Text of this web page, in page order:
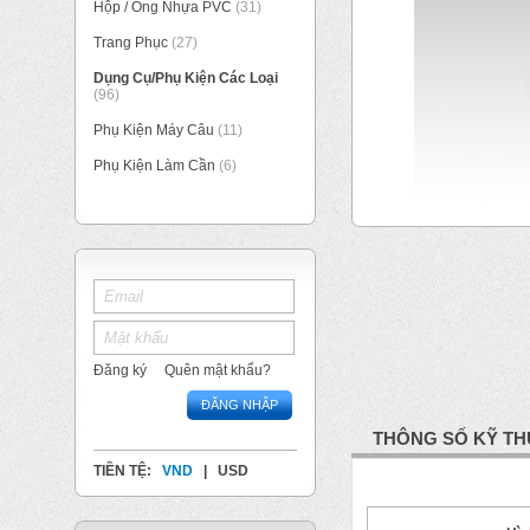
Hộp / Ống Nhựa PVC (31)
Trang Phục (27)
Dụng Cụ/Phụ Kiện Các Loại
(96)
Phụ Kiện Máy Câu (11)
Phụ Kiện Làm Cần (6)
Đăng ký Quên mật khẩu?
ĐĂNG NHẬP
TIỀN TỆ: VND USD
THÔNG SỐ KỸ